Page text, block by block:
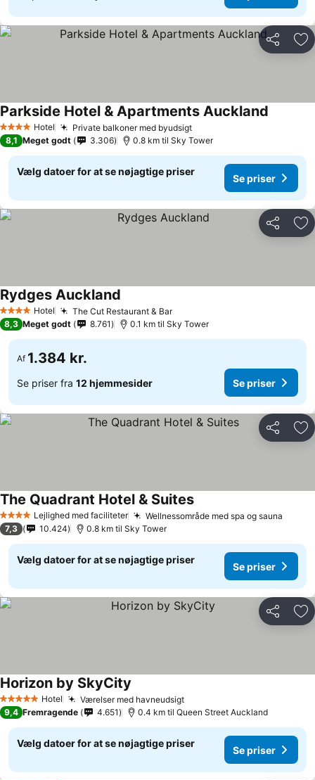
Del
4 StjernerHotel Private balkoner med byudsigt
Parkside Hotel & Apartments Auckland
8,1 Meget godt 3.306 0.8 km til Sky Tower
Vælg datoer for at se nøjagtige priser
Se priser
Del
4 StjernerHotel The Cut Restaurant & Bar
Rydges Auckland
8,3 Meget godt 8.761 0.1 km til Sky Tower
Af 1.384 kr.
Se priser fra 12 hjemmesider Se priser
Del
4 StjernerLejlighed med faciliteter Wellnessområde med spa og sauna
The Quadrant Hotel & Suites
7,3 10.424 0.8 km til Sky Tower
Vælg datoer for at se nøjagtige priser
Se priser
Del
5 Stjerner Hotel Værelser med havneudsigt
Horizon by SkyCity
9,4 Fremragende 4.651 0.4 km til Queen Street Auckland
Vælg datoer for at se nøjagtige priser
Se priser